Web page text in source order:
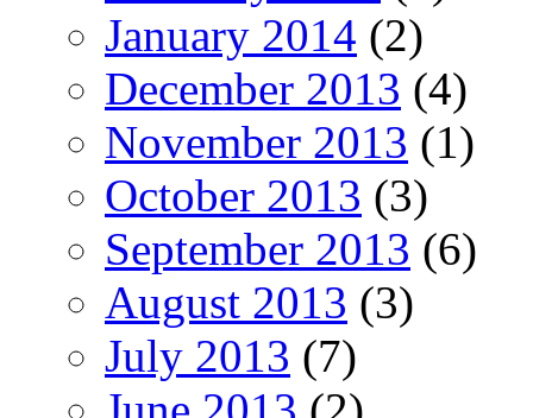
January 2014 (2)
December 2013 (4)
November 2013 (1)
October 2013 (3)
September 2013 (6)
August 2013 (3)
July 2013 (7)